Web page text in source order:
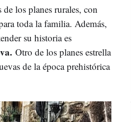
los planes rurales, con
toda la familia. Además,
su historia es
Otro de los planes estrella
de la época prehistórica